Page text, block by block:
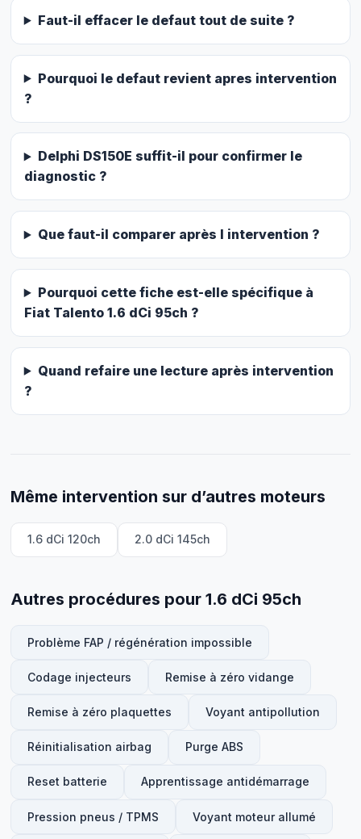
Faut-il effacer le defaut tout de suite ?
Pourquoi le defaut revient apres intervention
?
Delphi DS150E suffit-il pour confirmer le
diagnostic ?
Que faut-il comparer après l intervention ?
Pourquoi cette fiche est-elle spécifique à
Fiat Talento 1.6 dCi 95ch ?
Quand refaire une lecture après intervention
?
Même intervention sur d’autres moteurs
1.6 dCi 120ch 2.0 dCi 145ch
Autres procédures pour 1.6 dCi 95ch
Problème FAP / régénération impossible
Codage injecteurs Remise à zéro vidange
Remise à zéro plaquettes Voyant antipollution
Réinitialisation airbag Purge ABS
Reset batterie Apprentissage antidémarrage
Pression pneus / TPMS Voyant moteur allumé